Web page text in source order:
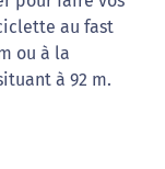
au fast
ou à la
à 92 m.